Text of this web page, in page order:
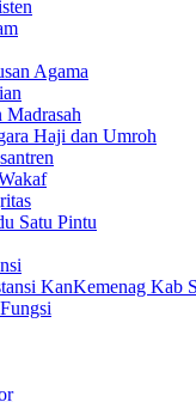
Agama
Madrasah
Haji dan Umroh
Satu Pintu
KanKemenag Kab